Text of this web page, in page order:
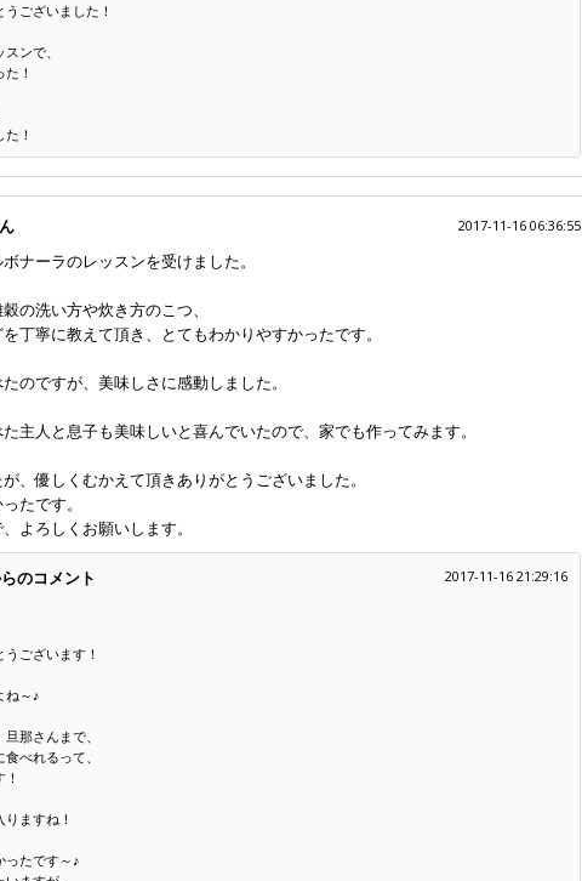
ございました！
ンで、
！
！
2017-11-16 06:36:55
ナーラのレッスンを受けました。
の洗い方や炊き方のこつ、
丁寧に教えて頂き、とてもわかりやすかったです。
のですが、美味しさに感動しました。
主人と息子も美味しいと喜んでいたので、家でも作ってみます。
、優しくむかえて頂きありがとうございました。
たです。
よろしくお願いします。
のコメント
2017-11-16 21:29:16
ございます！
ね～♪
那さんまで、
べれるって、
ますね！
ったです～♪